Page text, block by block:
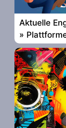
Aktuelle
»